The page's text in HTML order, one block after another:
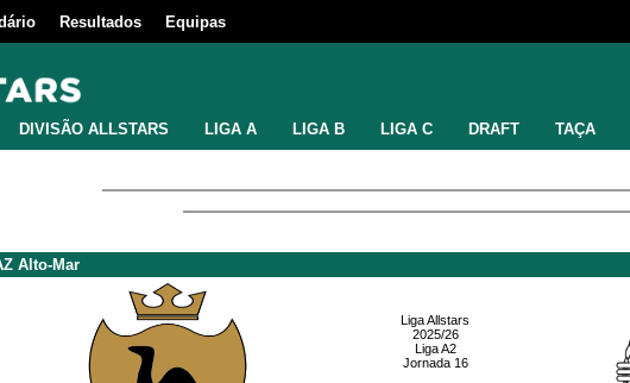
Resultados Equipas
DIVISÃO ALLSTARS LIGA A LIGA B LIGA C DRAFT TAÇA
Alto-Mar
Liga Allstars
2025/26
Liga A2
Jornada 16